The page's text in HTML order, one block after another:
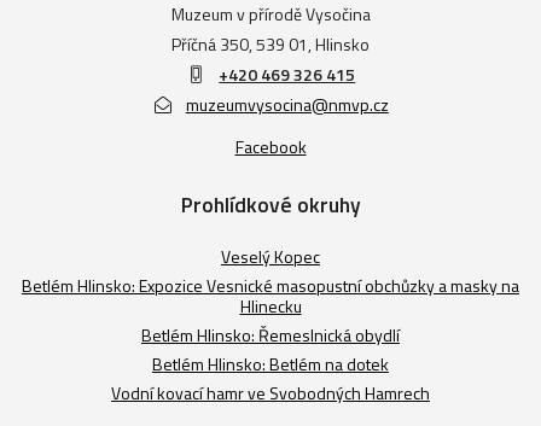
Muzeum v přírodě Vysočina
Příčná 350, 539 01, Hlinsko
+420 469 326 415
muzeumvysocina@nmvp.cz
Facebook
Prohlídkové okruhy
Veselý Kopec
Betlém Hlinsko: Expozice Vesnické masopustní obchůzky a masky na
Hlinecku
Betlém Hlinsko: Řemeslnická obydlí
Betlém Hlinsko: Betlém na dotek
Vodní kovací hamr ve Svobodných Hamrech